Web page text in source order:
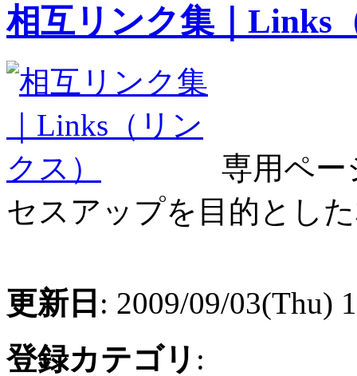
相互リンク集｜Links
専用ペー
セスアップを目的とし
更新日 : 2009/09/03(Thu)
登録カテゴリ :